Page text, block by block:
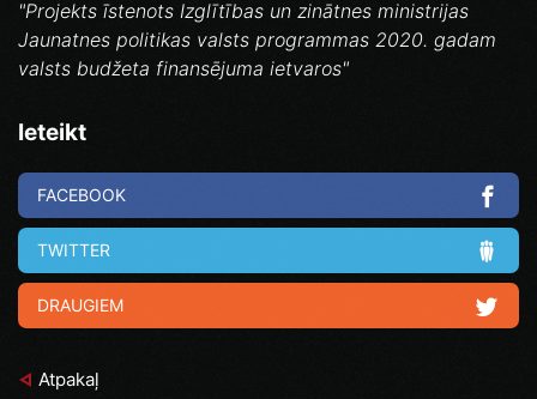
"Projekts īstenots Izglītības un zinātnes ministrijas
Jaunatnes politikas valsts programmas 2020. gadam
valsts budžeta finansējuma ietvaros"
Ieteikt
FACEBOOK
TWITTER
DRAUGIEM
Atpakaļ